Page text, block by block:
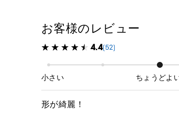
お客様のレビュー
4.4(52)
小さい ちょうどよ
形が綺麗！